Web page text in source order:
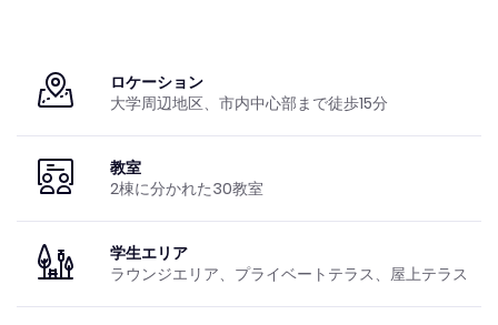
ロケーション
大学周辺地区、市内中心部まで徒歩15分
教室
2棟に分かれた30教室
学生エリア
ラウンジエリア、プライベートテラス、屋上テラス